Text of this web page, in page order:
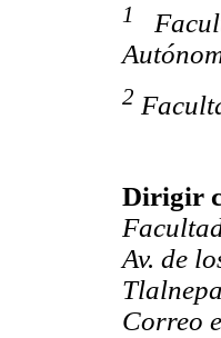
1
2
Dirigir
Av. de
Correo